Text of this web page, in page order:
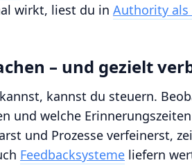
wirkt, liest du in Authority als
– und gezielt
kannst du steuern.
und welche
und Prozesse verfeinerst,
Feedbacksysteme liefern